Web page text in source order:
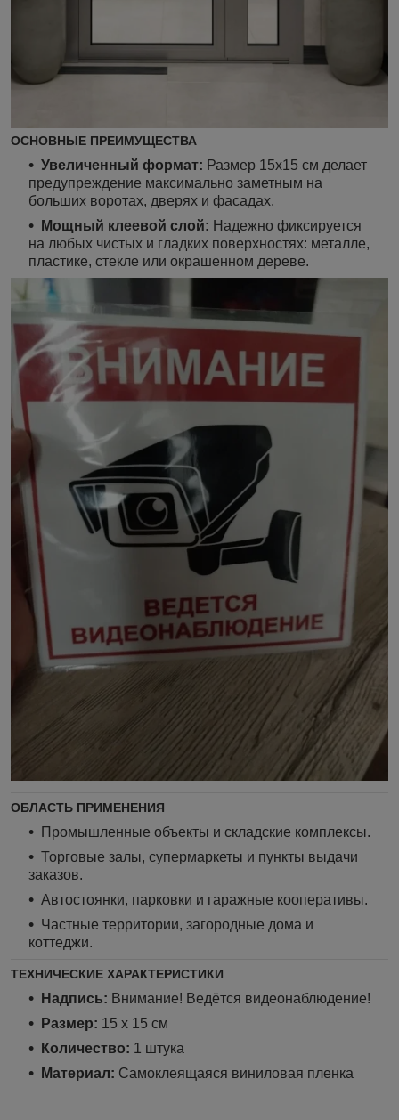
ОСНОВНЫЕ ПРЕИМУЩЕСТВА
Увеличенный формат: Размер 15х15 см делает
предупреждение максимально заметным на
больших воротах, дверях и фасадах.
Мощный клеевой слой: Надежно фиксируется
на любых чистых и гладких поверхностях: металле,
пластике, стекле или окрашенном дереве.
ОБЛАСТЬ ПРИМЕНЕНИЯ
Промышленные объекты и складские комплексы.
Торговые залы, супермаркеты и пункты выдачи
заказов.
Автостоянки, парковки и гаражные кооперативы.
Частные территории, загородные дома и
коттеджи.
ТЕХНИЧЕСКИЕ ХАРАКТЕРИСТИКИ
Надпись: Внимание! Ведётся видеонаблюдение!
Размер: 15 х 15 см
Количество: 1 штука
Материал: Самоклеящаяся виниловая пленка